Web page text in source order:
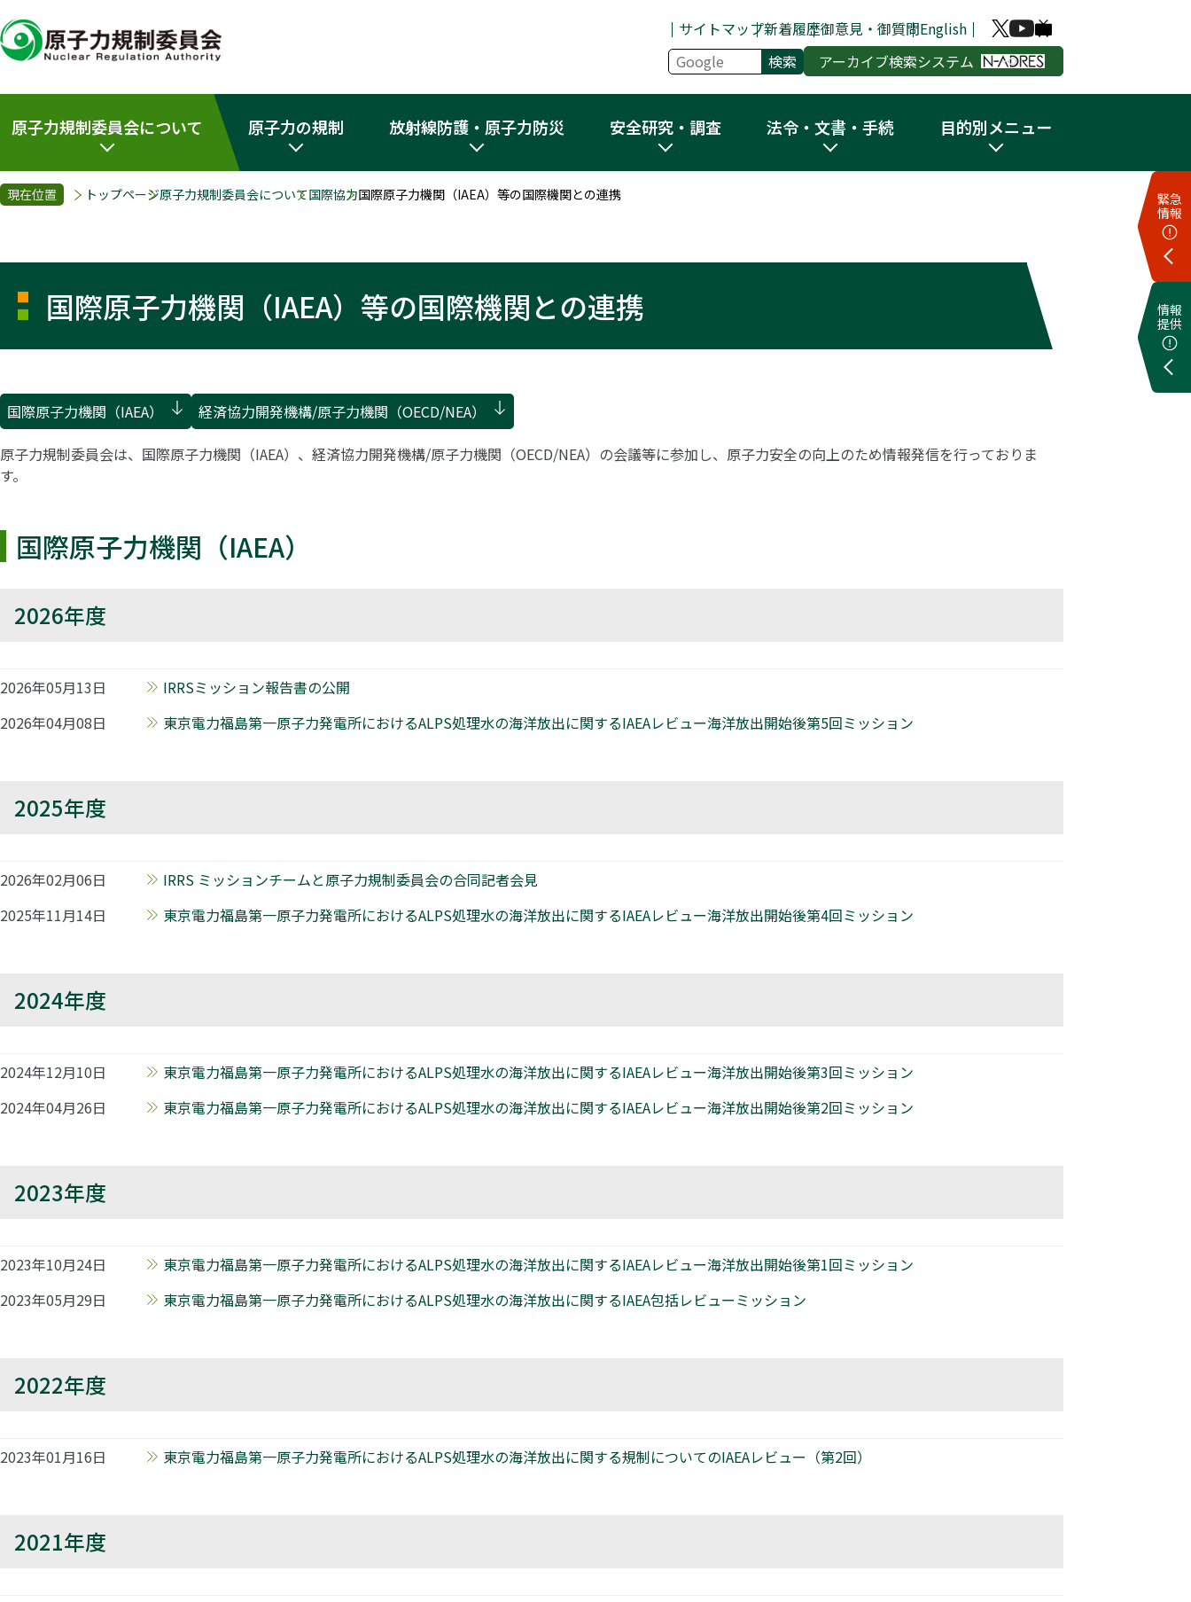
サイトマップ新着履歴御意見・御質問English
アーカイブ検索システム
原子力規制委員会について 原子力の規制 放射線防護・原子力防災 安全研究・調査 法令・文書・手続 目的別メニュー
緊急
情報
情報
提供
現在位置 トップページ原子力規制委員会について国際協力国際原子力機関（IAEA）等の国際機関との連携
国際原子力機関（IAEA）等の国際機関との連携
国際原子力機関（IAEA）
経済協力開発機構/原子力機関（OECD/NEA）
原子力規制委員会は、国際原子力機関（IAEA）、経済協力開発機構/原子力機関（OECD/NEA）の会議等に参加し、原子力安全の向上のため情報発信を行っておりま
す。
国際原子力機関（IAEA）
2026年度
2026年05月13日
IRRSミッション報告書の公開
2026年04月08日
東京電力福島第一原子力発電所におけるALPS処理水の海洋放出に関するIAEAレビュー海洋放出開始後第5回ミッション
2025年度
2026年02月06日
IRRS ミッションチームと原子力規制委員会の合同記者会見
2025年11月14日
東京電力福島第一原子力発電所におけるALPS処理水の海洋放出に関するIAEAレビュー海洋放出開始後第4回ミッション
2024年度
2024年12月10日
東京電力福島第一原子力発電所におけるALPS処理水の海洋放出に関するIAEAレビュー海洋放出開始後第3回ミッション​
2024年04月26日
東京電力福島第一原子力発電所におけるALPS処理水の海洋放出に関するIAEAレビュー海洋放出開始後第2回ミッション​
2023年度
2023年10月24日
東京電力福島第一原子力発電所におけるALPS処理水の海洋放出に関するIAEAレビュー海洋放出開始後第1回ミッション​
2023年05月29日
東京電力福島第一原子力発電所におけるALPS処理水の海洋放出に関するIAEA包括レビューミッション​
2022年度
2023年01月16日 東京電力福島第一原子力発電所におけるALPS処理水の海洋放出に関する規制についてのIAEAレビュー（第2回）​
2021年度